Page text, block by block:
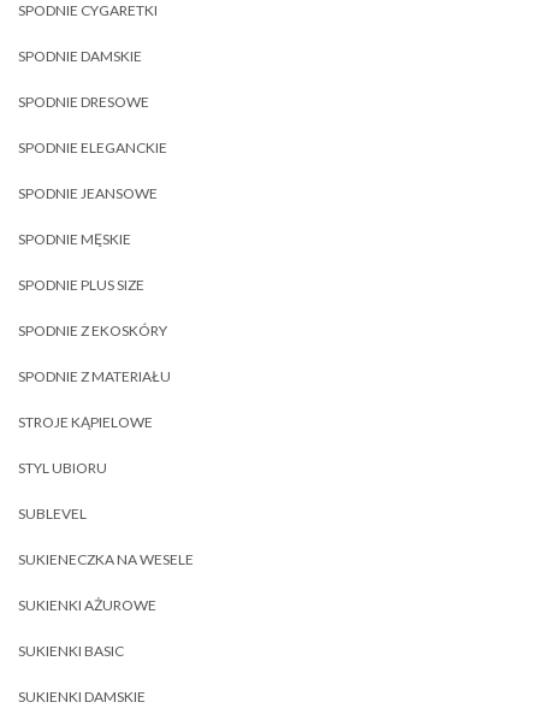
SPODNIE CYGARETKI
SPODNIE DAMSKIE
SPODNIE DRESOWE
SPODNIE ELEGANCKIE
SPODNIE JEANSOWE
SPODNIE MĘSKIE
SPODNIE PLUS SIZE
SPODNIE Z EKOSKÓRY
SPODNIE Z MATERIAŁU
STROJE KĄPIELOWE
STYL UBIORU
SUBLEVEL
SUKIENECZKA NA WESELE
SUKIENKI AŻUROWE
SUKIENKI BASIC
SUKIENKI DAMSKIE